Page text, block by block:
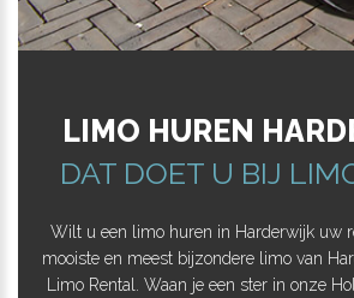
LIMO HUREN
DAT DOET U BIJ
Wilt u een limo huren in Harderwijk uw
mooiste en meest bijzondere limo van
Limo Rental. Waan je een ster in onze